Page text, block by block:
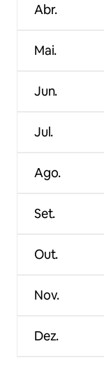
Abr.
Mai.
Jun.
Jul.
Ago.
Set.
Out.
Nov.
Dez.